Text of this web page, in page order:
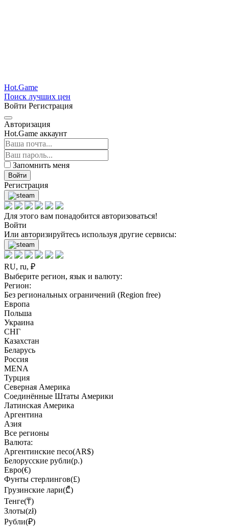
Hot.Game
Поиск лучших цен
Войти Регистрация
Авторизация
Hot.Game аккаунт
Запомнить меня
Войти
Регистрация
Для этого вам понадобится авторизоваться!
Войти
Или авторизируйтесь используя другие сервисы:
RU, ru, ₽
Выберите регион, язык и валюту:
Регион:
Без региональных ограничений (Region free)
Европа
Польша
Украина
СНГ
Казахстан
Беларусь
Россия
MENA
Турция
Северная Америка
Соединённые Штаты Америки
Латинская Америка
Аргентина
Азия
Все регионы
Валюта:
Аргентинские песо(AR$)
Белорусские рубли(р.)
Евро(€)
Фунты стерлингов(£)
Грузинские лари(₾)
Тенге(₸)
Злоты(zł)
Рубли(₽)